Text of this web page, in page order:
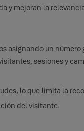
y mejoran la
asignando un
sesiones y
lo que limita la
del visitante.